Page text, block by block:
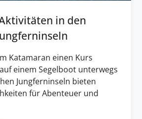
in den
Katamaran einen Kurs
einem Segelboot unterwegs
Jungferninseln bieten
für Abenteuer und